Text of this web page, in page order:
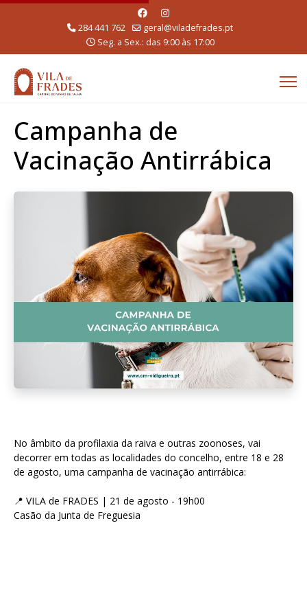
284 441 762
geral@viladefrades.pt
Seg. a Sex.: das 9:00 às 17:00
Campanha de
Vacinação Antirrábica
No âmbito da profilaxia da raiva e outras zoonoses, vai
decorrer em todas as localidades do concelho, entre 18 e 28
de agosto, uma campanha de vacinação antirrábica:
📍 VILA de FRADES | 21 de agosto - 19h00
Casão da Junta de Freguesia